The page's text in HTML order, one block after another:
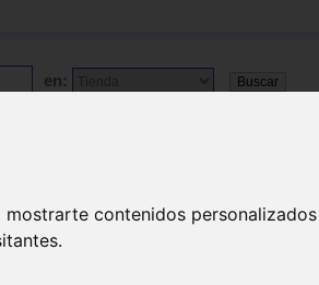
contenidos
en: